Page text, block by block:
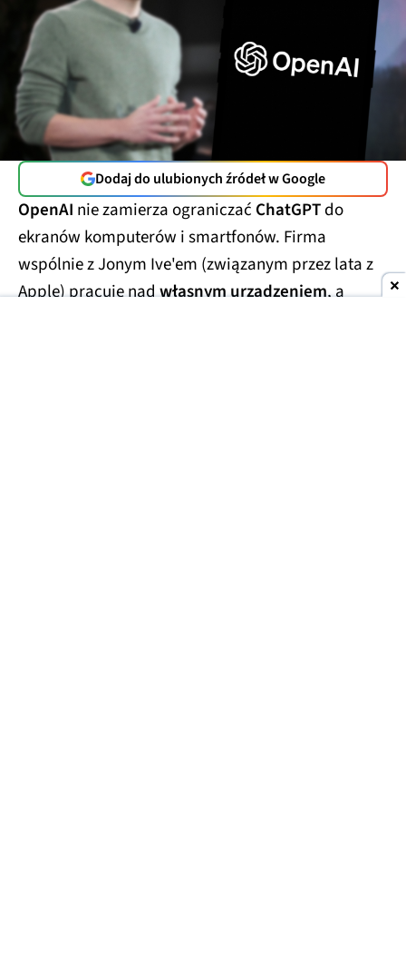
Dodaj do ulubionych źródeł w Google
OpenAI nie zamierza ograniczać ChatGPTdo
ekranów komputerów i smartfonów. Firma
wspólnie z Jonym Ive'em (związanym przez lata z
Apple) pracuje nadwłasnym urządzeniem, a